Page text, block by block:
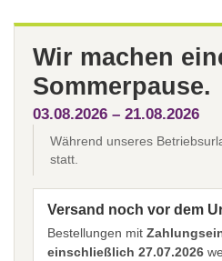
Wir machen
Sommerpause.
03.08.2026 – 21.08.2026
Während unseres
statt.
Versand noch vor dem
Bestellungen mit
einschließlich 27.07.2026